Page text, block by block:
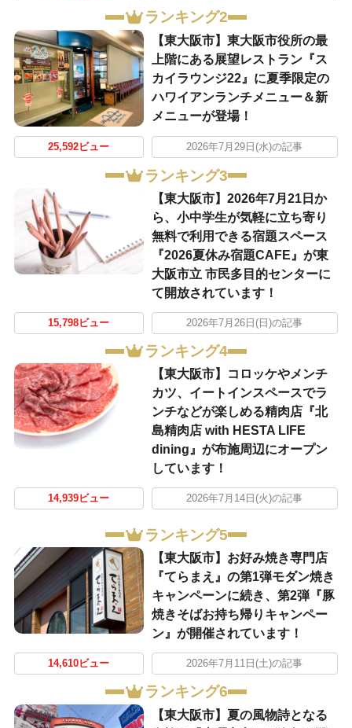
ランキング2
【東大阪市】東大阪市役所の最
上階にある展望レストラン『ス
カイラウンジ22』に夏季限定の
ハワイアンランチメニュー＆新
メニューが登場！
25,592ビュー 2026年7月29日(水)の記事
ランキング3
【東大阪市】2026年7月21日か
ら、小中学生が気軽に立ち寄り
無料で利用できる宿題スペース
『2026夏休み宿題CAFE』が東
大阪市立 市民多目的センターに
て開放されています！
15,798ビュー 2026年7月26日(日)の記事
ランキング4
【東大阪市】コロッケやメンチ
カツ、イートインスペースでラ
ンチなどが楽しめる精肉店『北
島精肉店 with HESTA LIFE
dining』が布施周辺にオープン
しています！
14,939ビュー 2026年7月14日(火)の記事
ランキング5
【東大阪市】お好み焼き専門店
『てらまえ』の第1弾モダン焼き
キャンペーンに続き、第2弾『豚
焼きそばお持ち帰りキャンペー
ン』が開催されています！
14,610ビュー 2026年7月11日(土)の記事
ランキング6
【東大阪市】夏の風物詩となる